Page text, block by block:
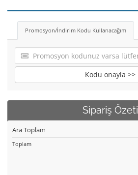
Promosyon/İndirim Kodu Kullanacağım
Kodu onayla >>
Sipariş Özeti
Ara Toplam
Toplam